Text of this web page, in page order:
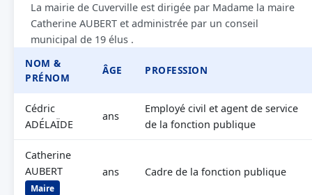
La mairie de Cuverville est dirigée par Madame la maire
Catherine AUBERT et administrée par un conseil
municipal de 19 élus .
NOM &
PRÉNOM
ÂGE PROFESSION
Cédric
ADÉLAÏDE
ans
Employé civil et agent de service
de la fonction publique
Catherine
AUBERT
Maire
ans Cadre de la fonction publique